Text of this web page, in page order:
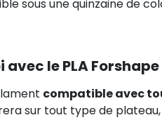
sous une quinzaine de
le PLA Forshape
compatible avec
sur tout type de